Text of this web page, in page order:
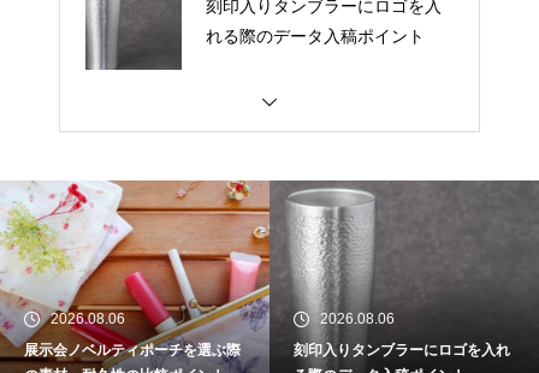
刻印入りタンブラーにロゴを入
れる際のデータ入稿ポイント
AIツールでフェイスタオルのデ
周年イベントの企画担当者が押
さえるべきグッズ準備スケジュ
ール
2026.08.06
展示会ノベルティポーチを選ぶ際
2026.08.06
刻印入りタンブラーにロゴを入れ